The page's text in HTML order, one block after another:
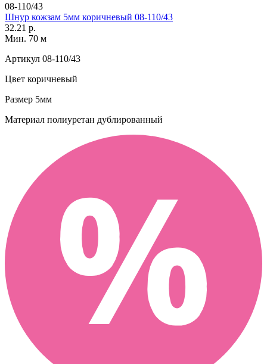
08-110/43
Шнур кожзам 5мм коричневый 08-110/43
32.21 р.
Мин. 70 м
Артикул 08-110/43
Цвет коричневый
Размер 5мм
Материал полиуретан дублированный